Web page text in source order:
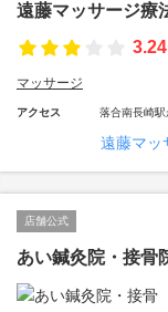
遠藤マッサージ療
3.24
マッサージ
アクセス 落合南長崎駅
遠藤マッ
店舗公式
あい鍼灸院・接骨